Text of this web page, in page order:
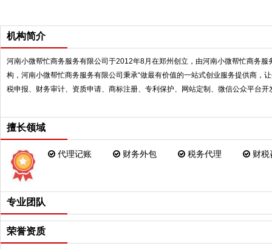
机构简介
河南小微帮忙商务服务有限公司于2012年8月在郑州创立，由河南小微帮忙商务
构，河南小微帮忙商务服务有限公司秉承“做最有价值的一站式创业服务提供商，
税申报、财务审计、资质申请、商标注册、专利保护、网站定制、微信公众平台
河南小微帮忙商务服务有限公司基于移动互联网先进技术自主研发了一款战略性
销，即时沟通移动办公等功能的在线智能财税管理平台。轻松实现同步订单更新
队60多人，代理记账企业数量近2000家，商标代理逾1800件，服务过的中小微企
河南小微帮忙商务服务有限公司是河南首家在中原股交中心挂牌上市的创业服务
河南小微帮忙商务服务有限公司除了自身工商代理、财税记账、知识产权、互联
成战略合作，为企业发展提供一站式更多优质的配套服务。河南小微帮忙商务服
业者及小微企业提供标准化、低成本、高效率的极致服务。
擅长领域
代理记账 财务外包 税务代理 财税
专业团队
荣誉资质